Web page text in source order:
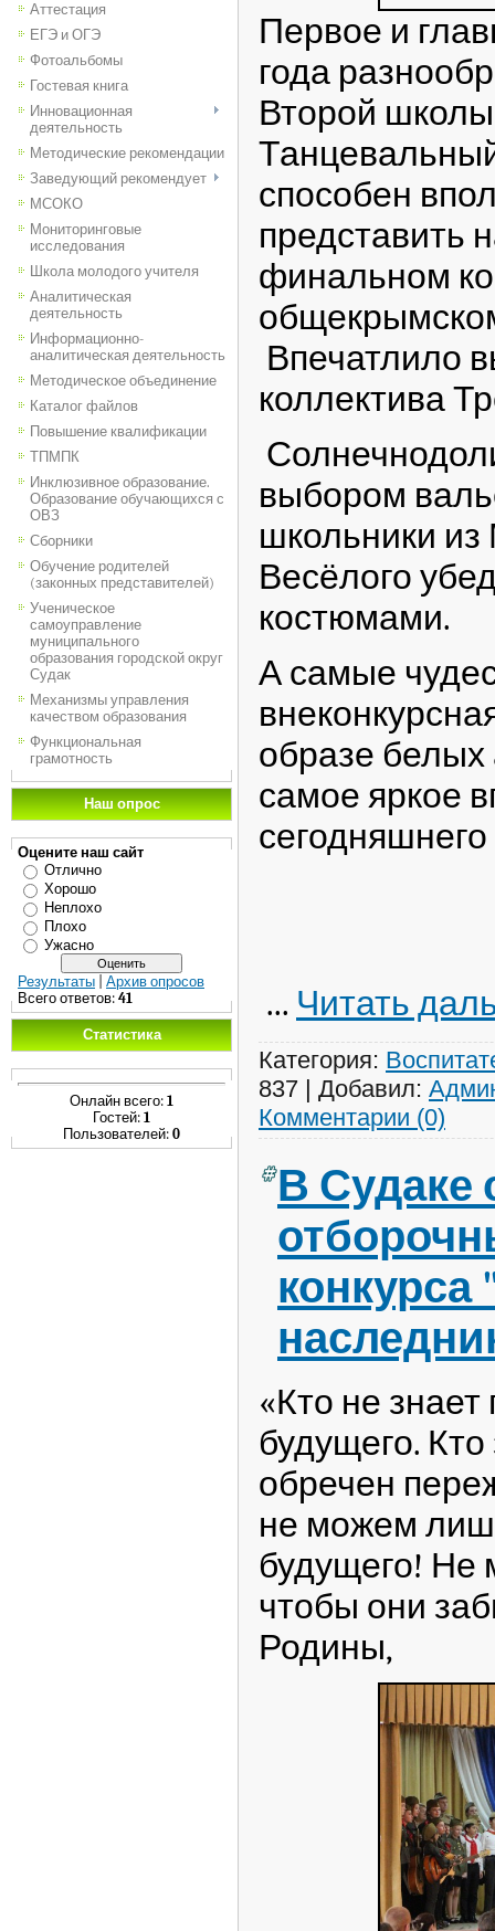
Аттестация
ЕГЭ и ОГЭ
Фотоальбомы
Гостевая книга
Инновационная
деятельность
Методические рекомендации
Заведующий рекомендует
МСОКО
Мониторинговые
исследования
Школа молодого учителя
Аналитическая
деятельность
Информационно-
аналитическая деятельность
Методическое объединение
Каталог файлов
Повышение квалификации
ТПМПК
Инклюзивное образование.
Образование обучающихся с
ОВЗ
Сборники
Обучение родителей
(законных представителей)
Ученическое
самоуправление
муниципального
образования городской округ
Судак
Механизмы управления
качеством образования
Функциональная
грамотность
Наш опрос
Оцените наш сайт
Отлично
Хорошо
Неплохо
Плохо
Ужасно
Результаты
Архив опросов
Всего ответов: 41
Статистика
Онлайн всего: 1
Гостей: 1
Пользователей: 0
Первое и
года
Второй
способен
представить
финальном
Впечатлило
коллектива
выбором
школьники из
Весёлого
костюмами.
А самые
образе
самое яркое
... Читать
Категория:
837 | Добавил:
Комментарии (0)
В Судаке
«Кто не знает
будущего.
обречен
не можем
будущего! Не
чтобы они
Родины,